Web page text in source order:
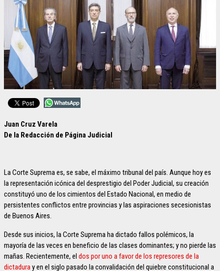
Juan Cruz Varela
De la Redacción de Página Judicial
La Corte Suprema es, se sabe, el máximo tribunal del país. Aunque hoy es
la representación icónica del desprestigio del Poder Judicial, su creación
constituyó uno de los cimientos del Estado Nacional, en medio de
persistentes conflictos entre provincias y las aspiraciones secesionistas
de Buenos Aires.
Desde sus inicios, la Corte Suprema ha dictado fallos polémicos, la
mayoría de las veces en beneficio de las clases dominantes; y no pierde las
mañas. Recientemente, el dos por uno a favor de los represores de la
dictaduray en el siglo pasado la convalidación del quiebre constitucional a